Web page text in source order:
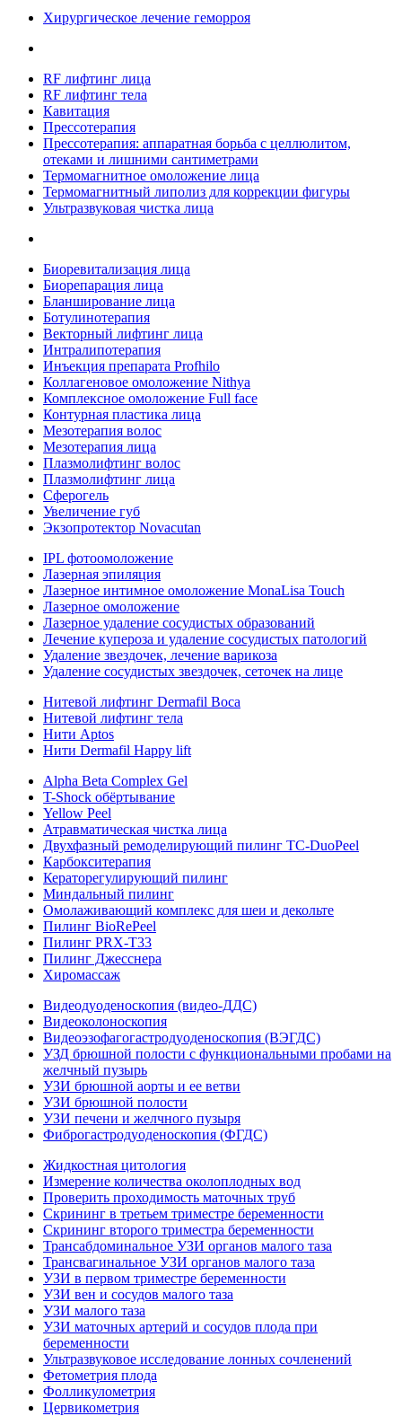
Хирургическое лечение геморроя
RF лифтинг лица
RF лифтинг тела
Кавитация
Прессотерапия
Прессотерапия: аппаратная борьба с целлюлитом,
отеками и лишними сантиметрами
Термомагнитное омоложение лица
Термомагнитный липолиз для коррекции фигуры
Ультразвуковая чистка лица
Биоревитализация лица
Биорепарация лица
Бланширование лица
Ботулинотерапия
Векторный лифтинг лица
Интралипотерапия
Инъекция препарата Profhilo
Коллагеновое омоложение Nithya
Комплексное омоложение Full face
Контурная пластика лица
Мезотерапия волос
Мезотерапия лица
Плазмолифтинг волос
Плазмолифтинг лица
Сферогель
Увеличение губ
Экзопротектор Novacutan
IPL фотоомоложение
Лазерная эпиляция
Лазерное интимное омоложение MonaLisa Touch
Лазерное омоложение
Лазерное удаление сосудистых образований
Лечение купероза и удаление сосудистых патологий
Удаление звездочек, лечение варикоза
Удаление сосудистых звездочек, сеточек на лице
Нитевой лифтинг Dermafil Boca
Нитевой лифтинг тела
Нити Aptos
Нити Dermafil Happy lift
Alpha Beta Complex Gel
T-Shock обёртывание
Yellow Peel
Атравматическая чистка лица
Двухфазный ремоделирующий пилинг TC-DuoPeel
Карбокситерапия
Кераторегулирующий пилинг
Миндальный пилинг
Омолаживающий комплекс для шеи и декольте
Пилинг BioRePeel
Пилинг PRX-T33
Пилинг Джесснера
Хиромассаж
Видеодуоденоскопия (видео-ДДС)
Видеоколоноскопия
Видеоэзофагогастродуоденоскопия (ВЭГДС)
УЗД брюшной полости с функциональными пробами на
желчный пузырь
УЗИ брюшной аорты и ее ветви
УЗИ брюшной полости
УЗИ печени и желчного пузыря
Фиброгастродуоденоскопия (ФГДС)
Жидкостная цитология
Измерение количества околоплодных вод
Проверить проходимость маточных труб
Скрининг в третьем триместре беременности
Скрининг второго триместра беременности
Трансабдоминальное УЗИ органов малого таза
Трансвагинальное УЗИ органов малого таза
УЗИ в первом триместре беременности
УЗИ вен и сосудов малого таза
УЗИ малого таза
УЗИ маточных артерий и сосудов плода при
беременности
Ультразвуковое исследование лонных сочленений
Фетометрия плода
Фолликулометрия
Цервикометрия